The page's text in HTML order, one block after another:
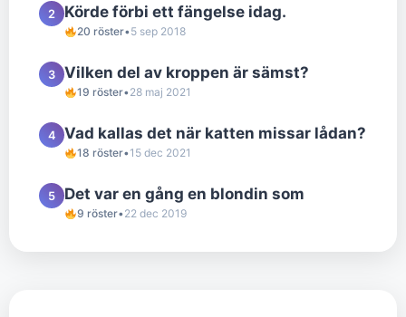
2 Körde förbi ett fängelse idag.
20 röster•5 sep 2018
3 Vilken del av kroppen är sämst?
19 röster•28 maj 2021
4 Vad kallas det när katten missar lådan?
18 röster•15 dec 2021
5 Det var en gång en blondin som
9 röster•22 dec 2019